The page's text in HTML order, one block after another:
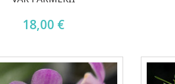
18,00 €